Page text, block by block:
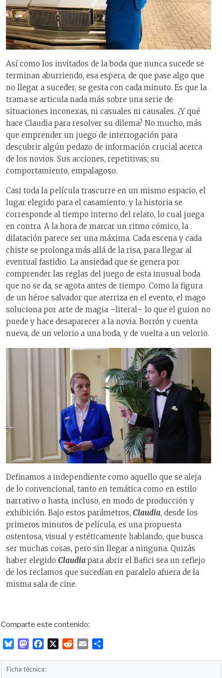
Así como los invitados de la boda que nunca sucede se
terminan aburriendo, esa espera, de que pase algo que
no llegar a suceder, se gesta con cada minuto. Es que la
trama se articula nada más sobre una serie de
situaciones inconexas, ni casuales ni causales. ¿Y qué
hace Claudia para resolver su dilema? No mucho, más
que emprender un juego de interrogación para
descubrir algún pedazo de información crucial acerca
de los novios. Sus acciones, repetitivas; su
comportamiento, empalagoso.
Casi toda la película trascurre en un mismo espacio, el
lugar elegido para el casamiento, y la historia se
corresponde al tiempo interno del relato, lo cual juega
en contra. A la hora de marcar un ritmo cómico, la
dilatación parece ser una máxima. Cada escena y cada
chiste se prolonga más allá de la risa, para llegar al
eventual fastidio. La ansiedad que se genera por
comprender las reglas del juego de esta inusual boda
que no se da, se agota antes de tiempo. Como la figura
de un héroe salvador que aterriza en el evento, el mago
soluciona por arte de magia –literal– lo que el guion no
puede y hace desaparecer a la novia. Borrón y cuenta
nueva, de un velorio a una boda, y de vuelta a un velorio.
Definamos a independiente como aquello que se aleja
de lo convencional, tanto en temática como en estilo
narrativo o hasta, incluso, en modo de producción y
exhibición. Bajo estos parámetros, Claudia, desde los
primeros minutos de película, es una propuesta
ostentosa, visual y estéticamente hablando, que busca
ser muchas cosas, pero sin llegar a ninguna. Quizás
haber elegido Claudia para abrir el Bafici sea un reflejo
de los reclamos que sucedían en paralelo afuera de la
misma sala de cine.
Comparte este contenido:
u
M
X
Ficha técnica: